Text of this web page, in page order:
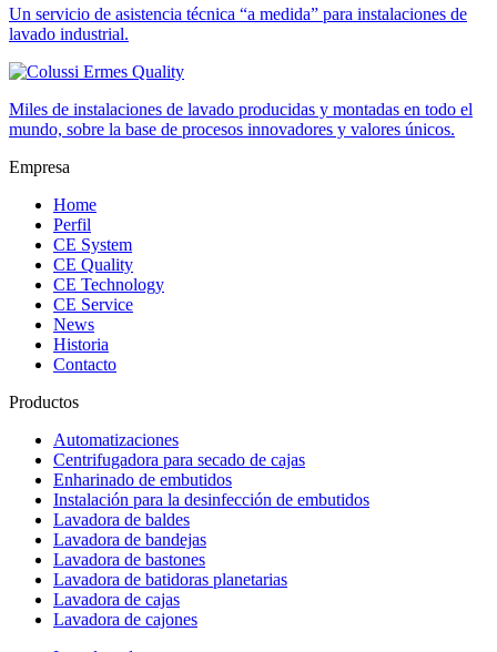
Un servicio de asistencia técnica “a medida” para instalaciones de
lavado industrial.
Miles de instalaciones de lavado producidas y montadas en todo el
mundo, sobre la base de procesos innovadores y valores únicos.
Empresa
Home
Perfil
CE System
CE Quality
CE Technology
CE Service
News
Historia
Contacto
Productos
Automatizaciones
Centrifugadora para secado de cajas
Enharinado de embutidos
Instalación para la desinfección de embutidos
Lavadora de baldes
Lavadora de bandejas
Lavadora de bastones
Lavadora de batidoras planetarias
Lavadora de cajas
Lavadora de cajones